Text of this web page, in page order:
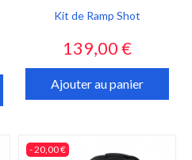
Kit de Ramp Shot
Prix
139,00 €
Ajouter au panier
- 20,00 €